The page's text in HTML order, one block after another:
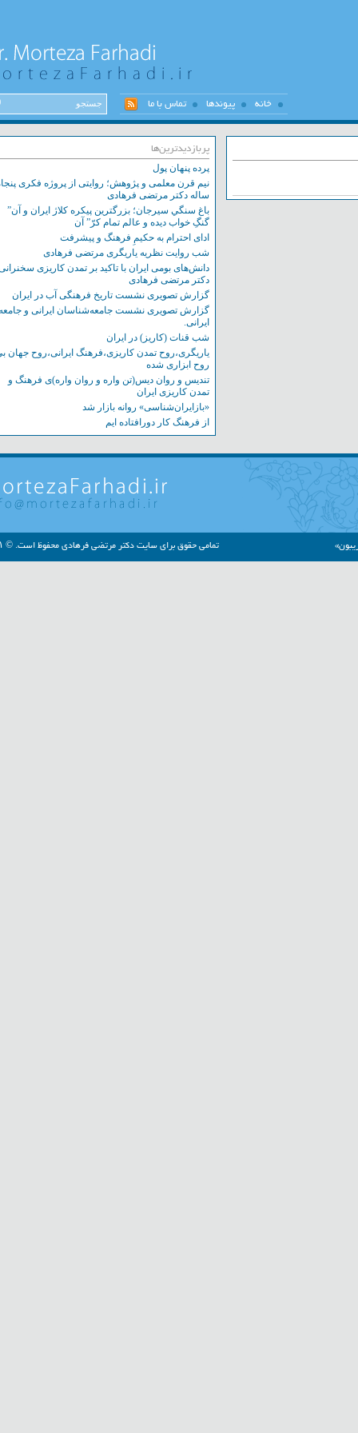
خانه پیوندها تماس با ما
پربازدیدترین‌ها
پرده پنهان پول
نیم قرن معلمی و پژوهش؛ روایتی از پروژه فکری پنجاه
ساله دکتر مرتضی فرهادی
باغ سنگي سيرجان؛ بزرگترين پيکره کلاژ ايران و آن”
گنگِ خواب ديده و عالم تمام کرّ” آن
ادای احترام به حکیمِ فرهنگ و پیشرفت
شب روایت نظریه یاریگری مرتضی فرهادی
دانش‌های بومی ایران با تاکید بر تمدن کاریزی سخنرانی
دکتر مرتضی فرهادی
گزارش تصویری نشست تاریخ فرهنگی آب در ایران
گزارش تصویری نشست‌ جامعه‌شناسان ایرانی و جامعه
ایرانی.
شب قنات (کاریز) در ایران
یاریگری،روح تمدن کاریزی،فرهنگ ایرانی،روح جهان بی
روح ابزاری شده
تندیس و روان دیس(تن واره و روان واره)ی فرهنگ و
تمدن کاریزی ایران
«بازایران‌شناسی» روانه بازار شد
از فرهنگ کار دورافتاده ایم
تمامی حقوق برای سایت دکتر مرتضی فرهادی محفوظ است. © ۱۳۹۱